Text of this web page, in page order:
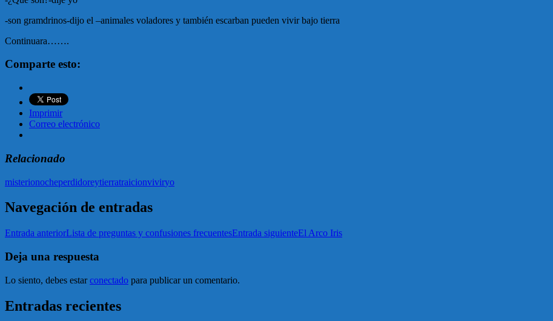
-son gramdrinos-dijo el –animales voladores y también escarban pueden vivir bajo tierra
Continuara…….
Comparte esto:
Imprimir
Correo electrónico
Relacionado
misterionocheperdidoreytierratraicionviviryo
Navegación de entradas
Entrada anteriorLista de preguntas y confusiones frecuentesEntrada siguienteEl Arco Iris
Deja una respuesta
Lo siento, debes estarconectado para publicar un comentario.
Entradas recientes